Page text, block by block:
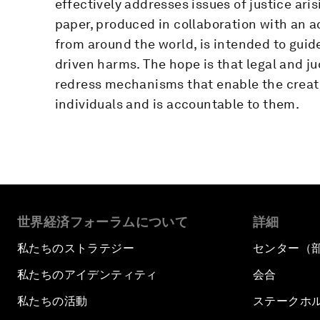
effectively addresses issues of justice
paper, produced in collaboration with an
from around the world, is intended to
driven harms. The hope is that legal and
redress mechanisms that enable the
individuals and is accountable to them.
世界経済フォーラムについて
私たちのストラテジー
私たちのアイデンティティ
私たちの活動
詳細
センター（
会合
ステークホ